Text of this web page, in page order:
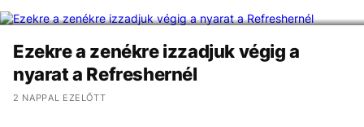
Ezekre a zenékre izzadjuk végig a
nyarat a Refreshernél
2 NAPPAL EZELŐTT